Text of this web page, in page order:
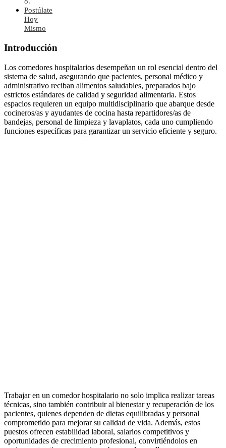
Postúlate
Hoy
Mismo
Introducción
Los comedores hospitalarios desempeñan un rol esencial dentro del
sistema de salud, asegurando que pacientes, personal médico y
administrativo reciban alimentos saludables, preparados bajo
estrictos estándares de calidad y seguridad alimentaria. Estos
espacios requieren un equipo multidisciplinario que abarque desde
cocineros/as y ayudantes de cocina hasta repartidores/as de
bandejas, personal de limpieza y lavaplatos, cada uno cumpliendo
funciones específicas para garantizar un servicio eficiente y seguro.
Trabajar en un comedor hospitalario no solo implica realizar tareas
técnicas, sino también contribuir al bienestar y recuperación de los
pacientes, quienes dependen de dietas equilibradas y personal
comprometido para mejorar su calidad de vida. Además, estos
puestos ofrecen estabilidad laboral, salarios competitivos y
oportunidades de crecimiento profesional, convirtiéndolos en